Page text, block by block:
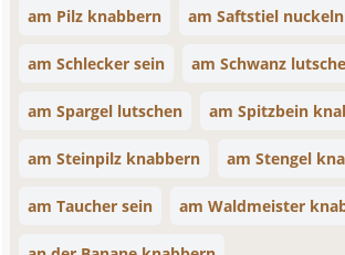
am Pilz knabbern am Saftstiel nuckeln
am Schlecker sein am Schwanz
am Spargel lutschen am Spitzbein
am Steinpilz knabbern am Stengel
am Taucher sein am Waldmeister